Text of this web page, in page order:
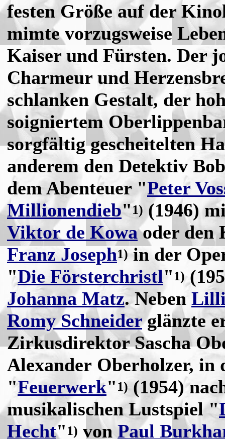
festen Größe auf der
mimte vorzugsweise
Kaiser und Fürsten. Der
Charmeur und
schlanken Gestalt, der
soigniertem
sorgfältig gescheitelten
anderem den Detektiv
dem Abenteuer "Peter
Millionendieb"1) (1946)
Viktor de Kowaoder den
Franz Joseph1)in der
"Die Försterchristl" 1)
Johanna Matz. Neben
Romy Schneiderglänzte
Zirkusdirektor Sascha
Alexander Oberholzer, in
"Feuerwerk" 1)(1954)
musikalischen Lustspiel "
Hecht" 1) vonPaul